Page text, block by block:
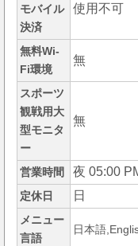
モバイル
決済
使用不可
無料Wi-
Fi環境
無
スポーツ
観戦用大
型モニタ
ー
無
営業時間 夜 05:00
定休日 日
メニュー
言語
日本語